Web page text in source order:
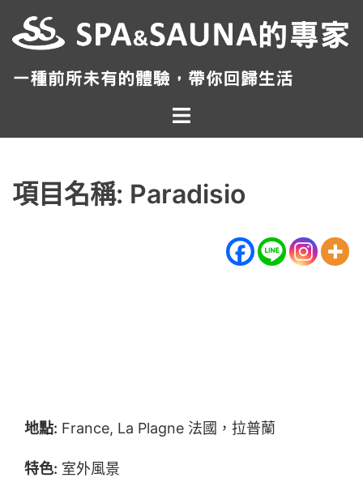
至
Toggle
menu
項目名稱: Paradisio
地點: France, La Plagne 法國，拉普蘭
特色: 室外風景